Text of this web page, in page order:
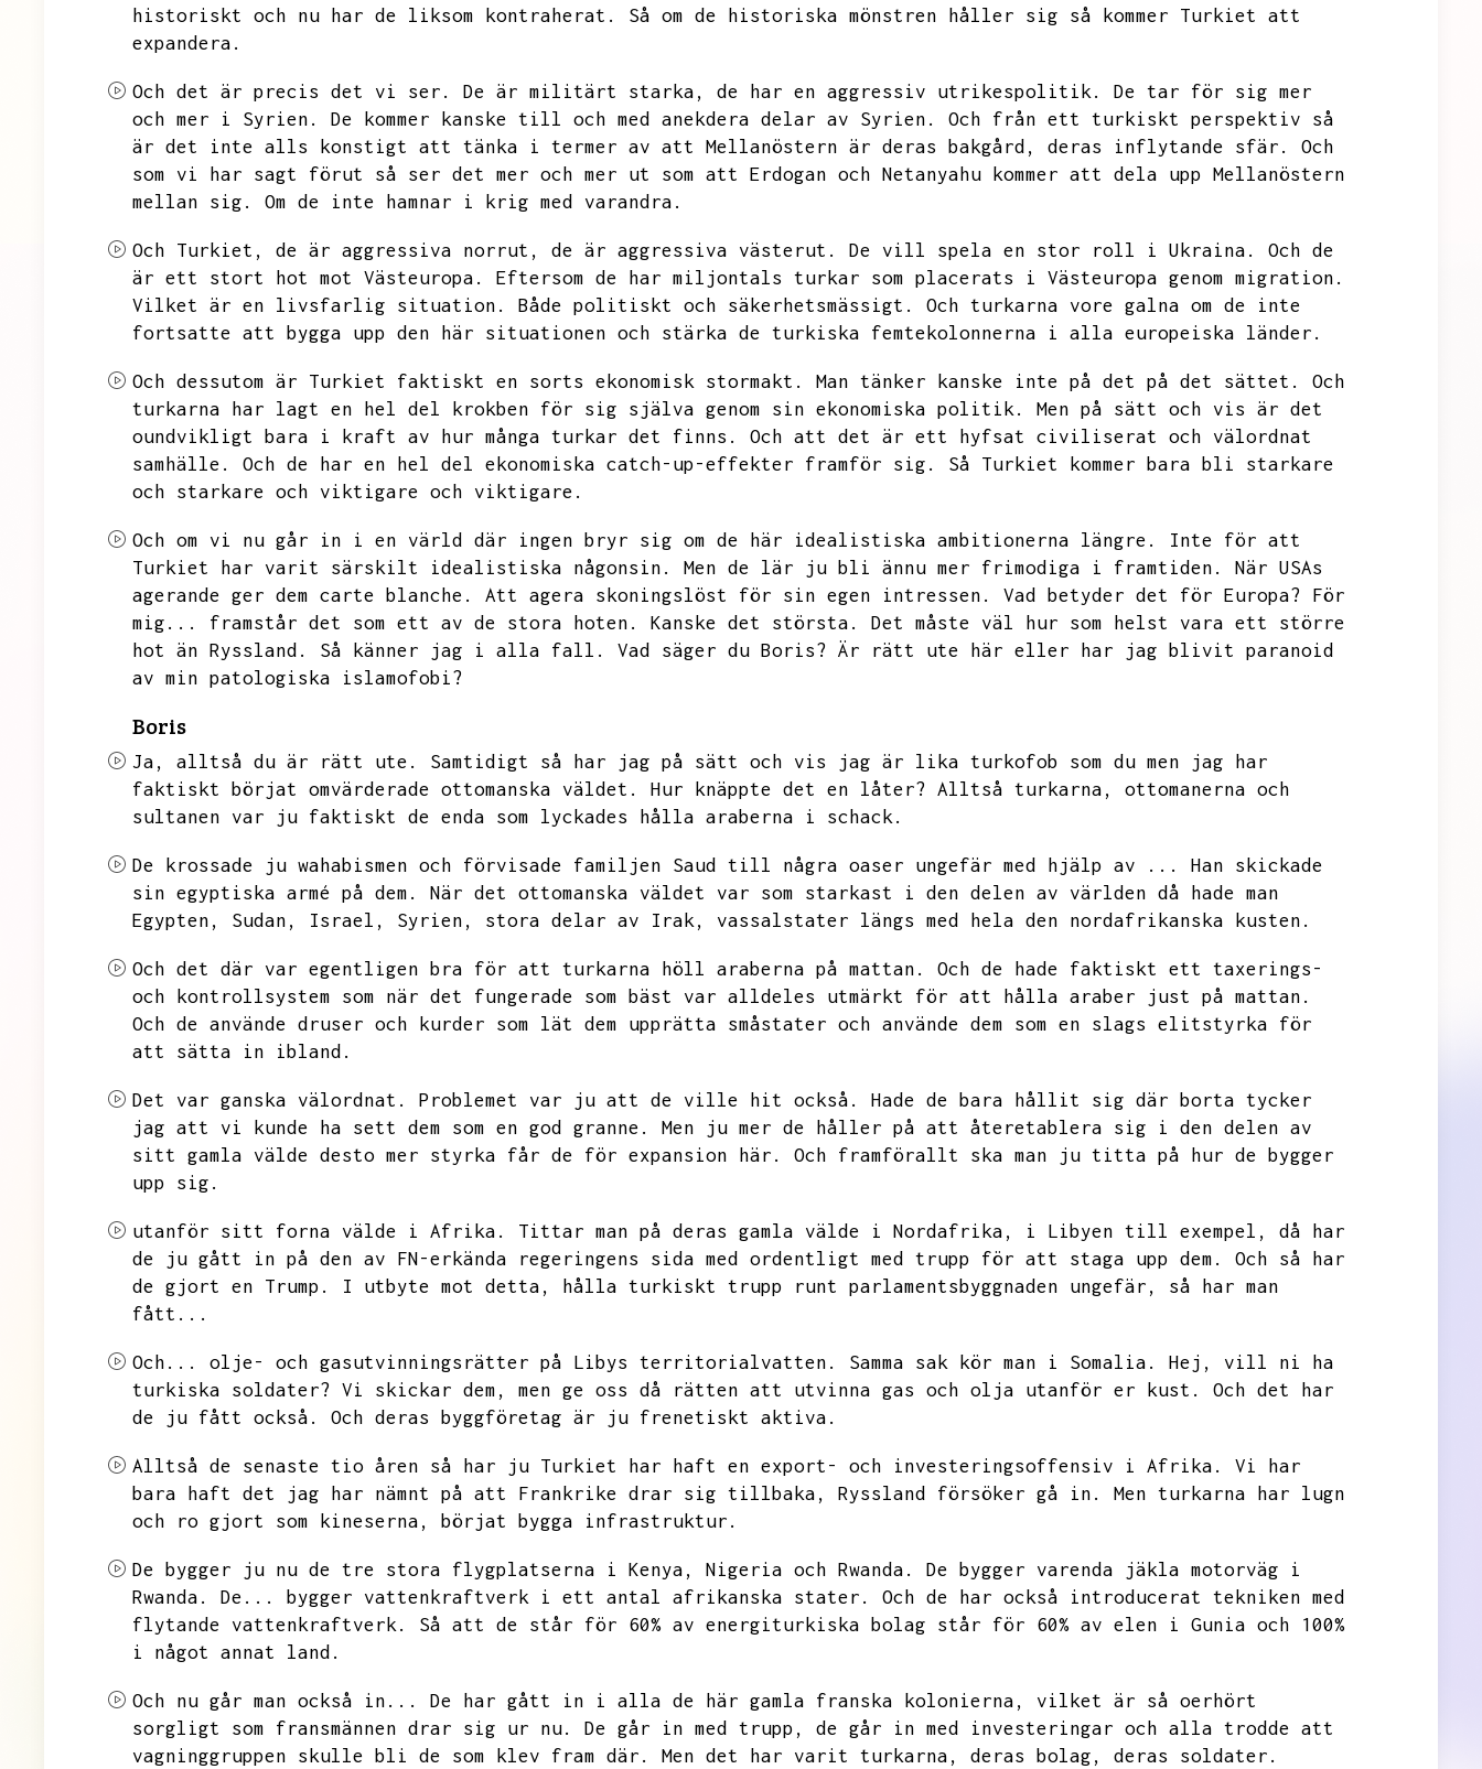
historiskt och nu har de liksom kontraherat.
Så om de historiska mönstren håller sig så kommer Turkiet att
expandera.
Och det är precis det vi ser. De är militärt starka, de har en aggressiv utrikespolitik.
De tar för sig mer
och mer i Syrien.
De kommer kanske till och med anekdera delar av Syrien.
Och från ett turkiskt perspektiv så
är det inte alls konstigt att tänka i termer av att Mellanöstern är deras bakgård, deras inflytande sfär.
Och
som vi har sagt förut så ser det mer och mer ut som att Erdogan och Netanyahu kommer att dela upp Mellanöstern
mellan sig.
Om de inte hamnar i krig med varandra.
Och Turkiet, de är aggressiva norrut, de är aggressiva västerut. De vill spela en stor roll i Ukraina.
Och de
är ett stort hot mot Västeuropa.
Eftersom de har miljontals turkar som placerats i Västeuropa genom migration.
Vilket är en livsfarlig situation.
Både politiskt och säkerhetsmässigt.
Och turkarna vore galna om de inte
fortsatte att bygga upp den här situationen och stärka de turkiska femtekolonnerna i alla europeiska länder.
Och dessutom är Turkiet faktiskt en sorts ekonomisk stormakt. Man tänker kanske inte på det på det sättet.
Och
turkarna har lagt en hel del krokben för sig själva genom sin ekonomiska politik.
Men på sätt och vis är det
oundvikligt bara i kraft av hur många turkar det finns.
Och att det är ett hyfsat civiliserat och välordnat
samhälle.
Och de har en hel del ekonomiska catch-up-effekter framför sig.
Så Turkiet kommer bara bli starkare
och starkare och viktigare och viktigare.
Och om vi nu går in i en värld där ingen bryr sig om de här idealistiska ambitionerna längre.
Inte för att
Turkiet har varit särskilt idealistiska någonsin.
Men de lär ju bli ännu mer frimodiga i framtiden.
När USAs
agerande ger dem carte blanche.
Att agera skoningslöst för sin egen intressen. Vad betyder det för Europa?
För
mig...
framstår det som ett av de stora hoten. Kanske det största.
Det måste väl hur som helst vara ett större
hot än Ryssland.
Så känner jag i alla fall. Vad säger du Boris? Är rätt ute här eller har jag blivit paranoid
av min patologiska islamofobi?
Boris
Ja, alltså du är rätt ute.
Samtidigt så har jag på sätt och vis jag är lika turkofob som du men jag har
faktiskt börjat omvärderade ottomanska väldet. Hur knäppte det en låter? Alltså turkarna,
ottomanerna och
sultanen var ju faktiskt de enda som lyckades hålla araberna i schack.
De krossade ju wahabismen och förvisade familjen Saud till några oaser ungefär med hjälp av ...
Han skickade
sin egyptiska armé på dem.
När det ottomanska väldet var som starkast i den delen av världen då hade man
Egypten,
Sudan, Israel, Syrien, stora delar av Irak, vassalstater längs med hela den nordafrikanska kusten.
Och det där var egentligen bra för att turkarna höll araberna på mattan.
Och de hade faktiskt ett taxerings-
och kontrollsystem som när det fungerade som bäst var alldeles utmärkt för att hålla araber just på mattan.
Och de använde druser och kurder som lät dem upprätta småstater och använde dem som en slags elitstyrka för
att sätta in ibland.
Det var ganska välordnat. Problemet var ju att de ville hit också.
Hade de bara hållit sig där borta tycker
jag att vi kunde ha sett dem som en god granne.
Men ju mer de håller på att återetablera sig i den delen av
sitt gamla välde desto mer styrka får de för expansion här.
Och framförallt ska man ju titta på hur de bygger
upp sig.
utanför sitt forna välde i Afrika. Tittar man på deras gamla välde i Nordafrika, i Libyen till exempel,
då har
de ju gått in på den av FN-erkända regeringens sida med ordentligt med trupp för att staga upp dem.
Och så har
de gjort en Trump.
I utbyte mot detta, hålla turkiskt trupp runt parlamentsbyggnaden ungefär,
så har man
fått...
Och... olje- och gasutvinningsrätter på Libys territorialvatten. Samma sak kör man i Somalia. Hej,
vill ni ha
turkiska soldater? Vi skickar dem, men ge oss då rätten att utvinna gas och olja utanför er kust.
Och det har
de ju fått också.
Och deras byggföretag är ju frenetiskt aktiva.
Alltså de senaste tio åren så har ju Turkiet har haft en export- och investeringsoffensiv i Afrika.
Vi har
bara haft det jag har nämnt på att Frankrike drar sig tillbaka,
Ryssland försöker gå in.
Men turkarna har lugn
och ro gjort som kineserna,
börjat bygga infrastruktur.
De bygger ju nu de tre stora flygplatserna i Kenya, Nigeria och Rwanda.
De bygger varenda jäkla motorväg i
Rwanda.
De... bygger vattenkraftverk i ett antal afrikanska stater.
Och de har också introducerat tekniken med
flytande vattenkraftverk.
Så att de står för 60% av energiturkiska bolag står för 60% av elen i Gunia och 100%
i något annat land.
Och nu går man också in... De har gått in i alla de här gamla franska kolonierna,
vilket är så oerhört
sorgligt som fransmännen drar sig ur nu.
De går in med trupp,
de går in med investeringar och alla trodde att
vagninggruppen skulle bli de som klev fram där.
Men det har varit turkarna, deras bolag, deras soldater.